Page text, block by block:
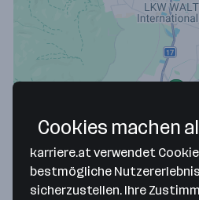
Franz Kohlhauser
Cookies machen
karriere.at verwendet
bestmögliche
sicherzustellen. Ihre